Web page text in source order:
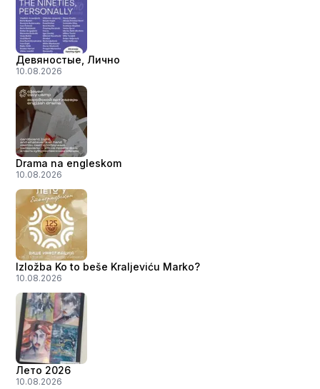
Девяностые, Лично
10.08.2026
Drama na engleskom
10.08.2026
Izložba Ko to beše Kraljeviću Marko?
10.08.2026
Лето 2026
10.08.2026